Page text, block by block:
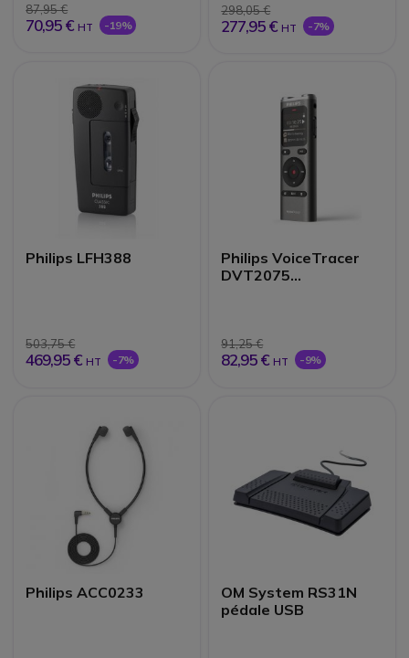
87,95 €
70,95 € HT -19%
298,05 €
277,95 € HT -7%
Philips LFH388
503,75 €
469,95 € HT -7%
Philips VoiceTracer
DVT2075
91,25 €
82,95 € HT -9%
Philips ACC0233
OM System RS31N
pédale USB